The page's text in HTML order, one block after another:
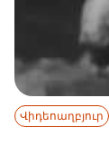
Վիդեոաղբյուր